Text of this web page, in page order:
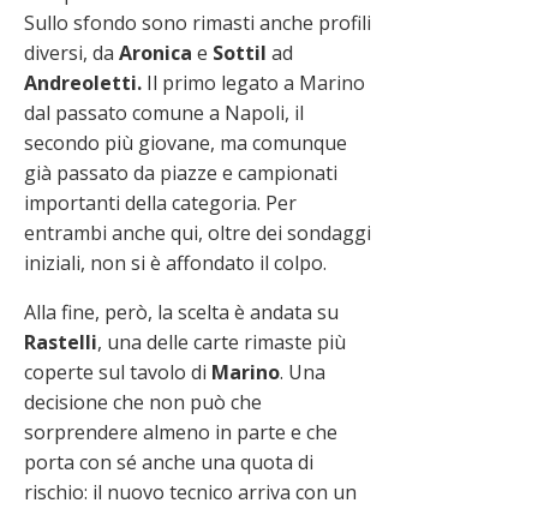
Sullo sfondo sono rimasti anche profili
diversi, da Aronica e Sottil ad
Andreoletti. Il primo legato a Marino
dal passato comune a Napoli, il
secondo più giovane, ma comunque
già passato da piazze e campionati
importanti della categoria. Per
entrambi anche qui, oltre dei sondaggi
iniziali, non si è affondato il colpo.
Alla fine, però, la scelta è andata su
Rastelli, una delle carte rimaste più
coperte sul tavolo di Marino. Una
decisione che non può che
sorprendere almeno in parte e che
porta con sé anche una quota di
rischio: il nuovo tecnico arriva con un